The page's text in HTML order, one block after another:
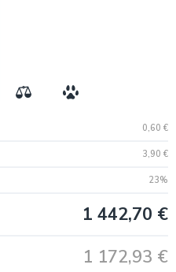
0,60 €
3,90 €
23%
1 442,70 €
1 172,93 €